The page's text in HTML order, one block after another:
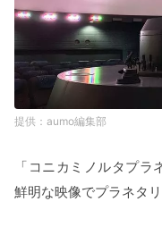
aumo編集部
「コニカミノルタプ
鮮明な映像でプラネタ